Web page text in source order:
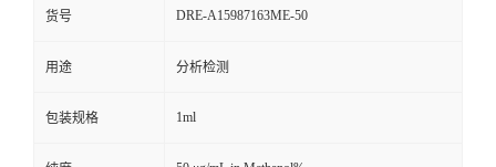
货号 DRE-A15987163ME-50
用途 分析检测
包装规格 1ml